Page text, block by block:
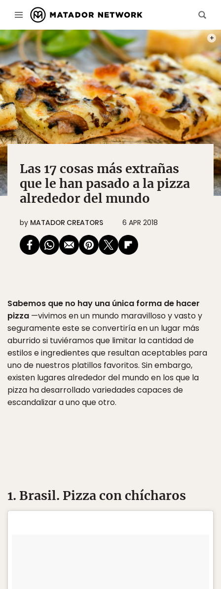
Las 17 cosas más extrañas
que le han pasado a la pizza
alrededor del mundo
by MATADOR CREATORS 6 APR 2018
Sabemos que no hay una única forma de hacer
pizza —vivimos en un mundo maravilloso y vasto y
seguramente este se convertiría en un lugar más
aburrido si tuviéramos que limitar la cantidad de
estilos e ingredientes que resultan aceptables para
uno de nuestros platillos favoritos. Sin embargo,
existen lugares alrededor del mundo en los que la
pizza ha desarrollado variedades capaces de
escandalizar a uno que otro.
1. Brasil. Pizza con chícharos